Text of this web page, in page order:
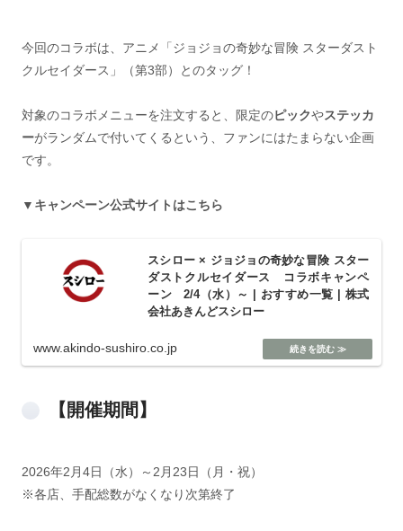
今回のコラボは、アニメ「ジョジョの奇妙な冒険 スターダスト
クルセイダース」（第3部）とのタッグ！
対象のコラボメニューを注文すると、限定のピックやステッカ
ーがランダムで付いてくるという、ファンにはたまらない企画
です。
▼キャンペーン公式サイトはこちら
スシロー × ジョジョの奇妙な冒険 スター
ダストクルセイダース コラボキャンペ
ーン 2/4（水）～ | おすすめ一覧 | 株式
会社あきんどスシロー
www.akindo-sushiro.co.jp
【開催期間】
2026年2月4日（水）～2月23日（月・祝）
※各店、手配総数がなくなり次第終了